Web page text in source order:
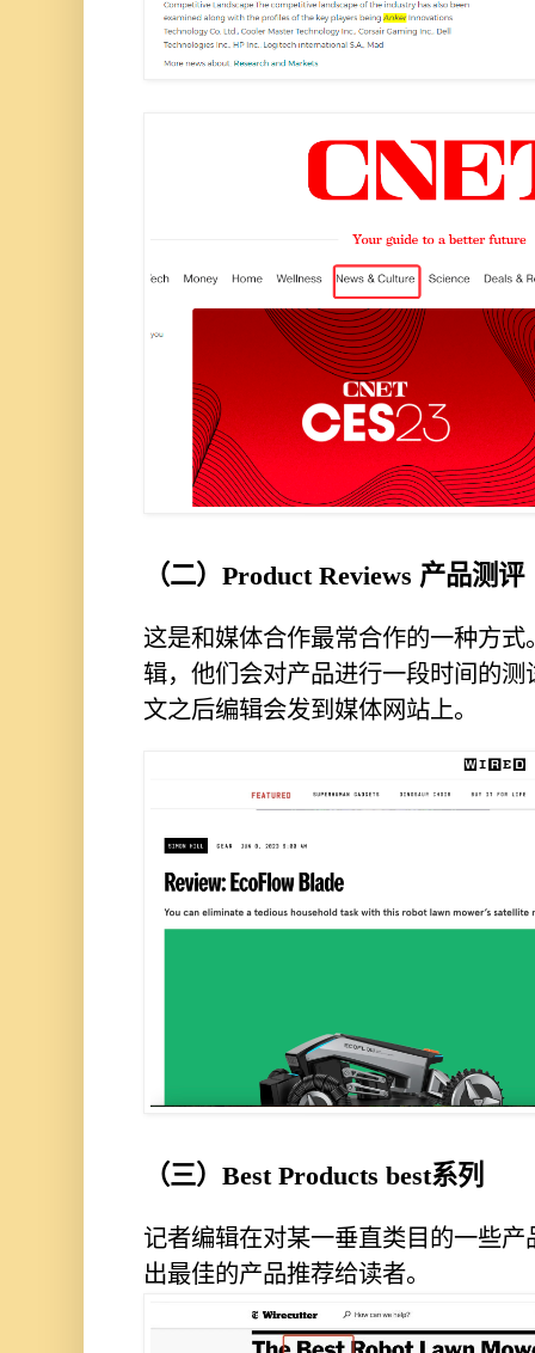
（二）Product Reviews 产品测评
这是和媒体合作最常合作的⼀种⽅
辑，他们会对产品进⾏一段时间的
⽂之后编辑会发到媒体网站上。
（三）Best Products best系列
记者编辑在对某⼀垂直类⽬的⼀些
出最佳的产品推荐给读者。